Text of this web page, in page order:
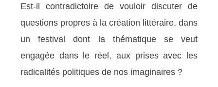
Est-il contradictoire de vouloir discuter de
questions propres à la création littéraire, dans
un festival dont la thématique se veut
engagée dans le réel, aux prises avec les
radicalités politiques de nos imaginaires ?